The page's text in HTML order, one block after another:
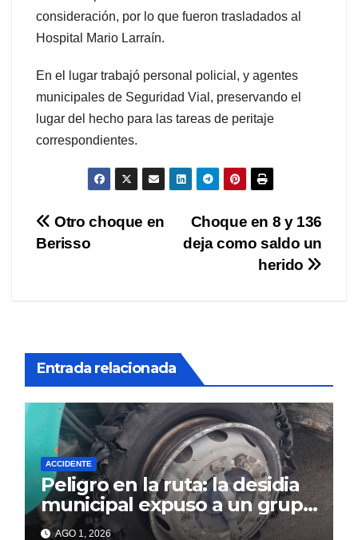
consideración, por lo que fueron trasladados al
Hospital Mario Larraín.
En el lugar trabajó personal policial, y agentes
municipales de Seguridad Vial, preservando el
lugar del hecho para las tareas de peritaje
correspondientes.
Navegación
Choque en 8 y 136
deja como saldo un
herido
Otro choque en
Berisso
Entrada relacionada
ACCIDENTE
Peligro en la ruta: la desidia
municipal expuso a un grupo
de berissenses
AGO 1, 2026